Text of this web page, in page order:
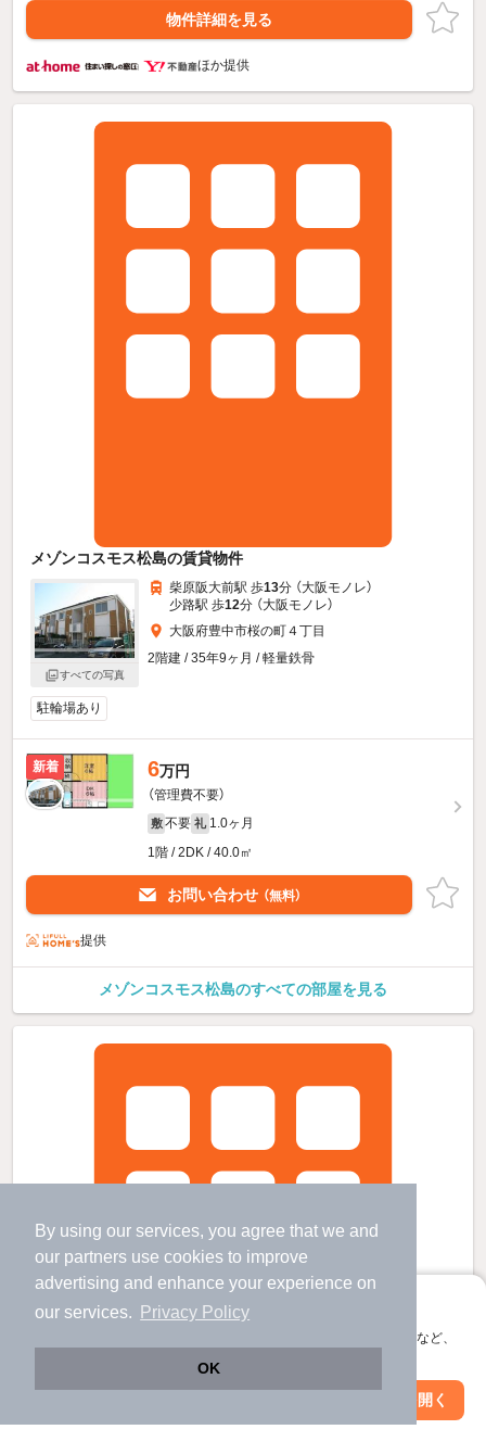
By using our services, you agree that we and
our partners use cookies to improve
advertising and enhance your experience on
our services.
Privacy Policy
OK
アプリに切り替えて、サクサクお部屋探し
会員登録なしですぐ使える。マップ検索やお気に入り保存など、
アプリを開く
物件詳細を見る
ほか提供
メゾンコスモス松島の賃貸物件
すべての写真
柴原阪大前駅 歩13分 （大阪モノレ）
少路駅 歩12分 （大阪モノレ）
大阪府豊中市桜の町４丁目
2階建 / 35年9ヶ月 / 軽量鉄骨
駐輪場あり
新着 6万円
（管理費不要）
敷 不要 礼 1.0ヶ月
1階 / 2DK / 40.0㎡
お問い合わせ （無料）
提供
メゾンコスモス松島のすべての部屋を見る
絞り込み条件を変更